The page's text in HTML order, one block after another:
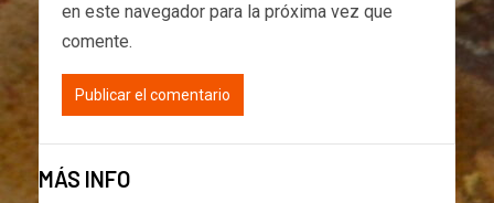
en este navegador para la próxima vez que
comente.
MÁS INFO